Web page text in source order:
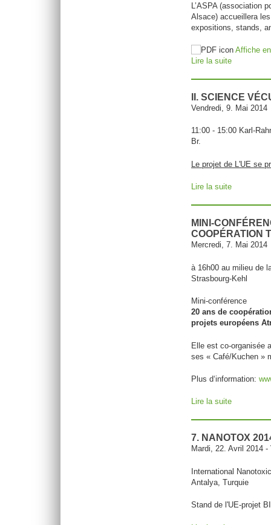
L’ASPA (association
Alsace) accueillera
expositions, stands,
Affiche
Lire la suite
II. SCIENCE
Vendredi, 9. Mai 2014
11:00 - 15:00 Karl-
Br.
Le projet de L'UE se
Lire la suite
MINI-
COOPÉRATION
Mercredi, 7. Mai 2014
à 16h00 au milieu de
Strasbourg-Kehl
Mini-conférence
20 ans de
projets européens
Elle est co-organisée
ses « Café/Kuchen »
Plus d‘information:
Lire la suite
7. NANOTOX
Mardi, 22. Avril 2014 -
International
Antalya, Turquie
Stand de l'UE-projet